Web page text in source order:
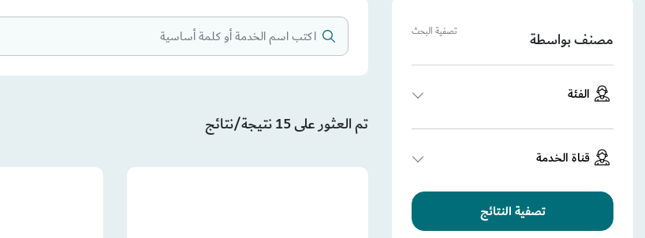
مصنف بواسطة تصفية البحث
الفئة
قناة الخدمة
تصفية النتائج
تم العثور على 15 نتيجة/نتائج